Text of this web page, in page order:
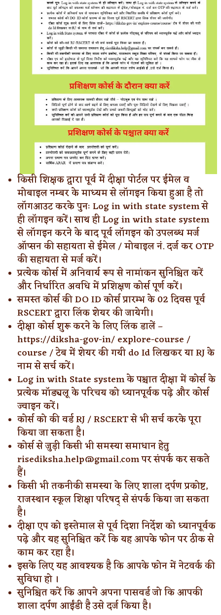
किसी शिक्षक द्वारा पूर्व में दीक्षा पोर्टल पर ईमेल व
मोबाइल नम्बर के माध्यम से लॉगइन किया हुआ है तो
लॉगआउट करके पुनः Log in with state system से
ही लॉगइन करें। साथ ही Log in with state system
से लॉगइन करने के बाद पूर्व लॉगइन को उपलब्ध मर्ज
ऑप्सन की सहायता से ईमेल / मोबाइल नं. दर्ज कर OTP
की सहायता से मर्ज करें।
प्रत्येक कोर्स में अनिवार्य रूप से नामांकन सुनिश्चित करें
और निर्धारित अवधि में प्रशिक्षण कोर्स पूर्ण करें।
समस्त कोर्स की DO ID कोर्स प्रारम्भ के 02 दिवस पूर्व
RSCERT द्वारा लिंक शेयर की जायेगी।
दीक्षा कोर्स शुरू करने के लिए लिंक डालें –
https://diksha-gov-in/ explore-course /
course / टेब में शेयर की गयी do Id लिखकर या RJ के
नाम से सर्च करें।
Log in with State system के पश्चात दीक्षा में कोर्स के
प्रत्येक मॉड्यलू के परिचय को ध्यानपूर्वक पढ़े और कोर्स
ज्वाइन करें।
कोर्स को की वर्ड RJ / RSCERT से भी सर्च करके पूरा
किया जा सकता है।
कोर्स से जुड़ी किसी भी समस्या समाधान हेतु
risediksha.help@gmail.com पर संपर्क कर सकते
हैं।
किसी भी तकनीकी समस्या के लिए शाला दर्पण प्रकोष्ट,
राजस्थान स्कूल शिक्षा परिषद् से संपर्क किया जा सकता
है।
दीक्षा एप को इस्तेमाल से पूर्व दिशा निर्देश को ध्यानपूर्वक
पढ़े और यह सुनिश्चित करें कि यह आपके फोन पर ठीक से
काम कर रहा है।
इसके लिए यह आवश्यक है कि आपके फोन में नेटवर्क की
सुविधा हो ।
सुनिश्चित करें कि आपने अपना पासवर्ड जो कि आपकी
शाला दर्पण आईंडी है उसे दर्ज किया है।